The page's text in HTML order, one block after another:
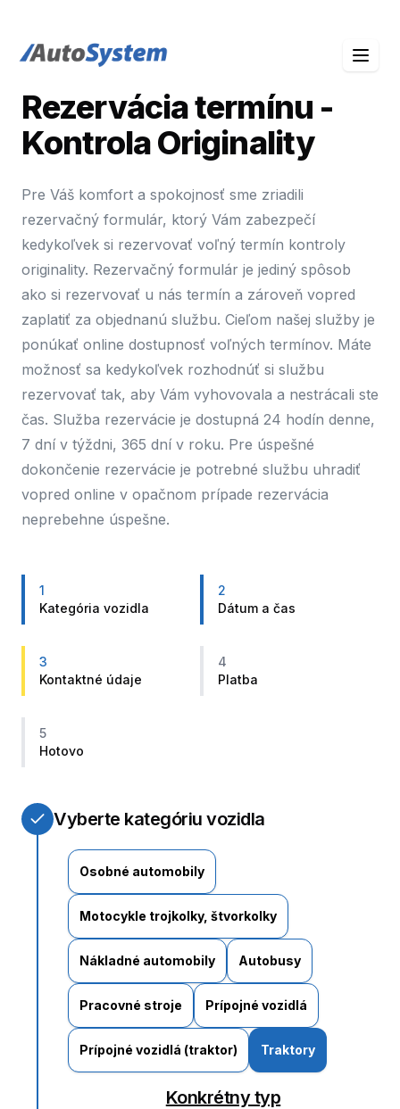
auto-system logo
Rezervácia termínu -
Kontrola Originality
Pre Váš komfort a spokojnosť sme zriadili
rezervačný formulár, ktorý Vám zabezpečí
kedykoľvek si rezervovať voľný termín kontroly
originality. Rezervačný formulár je jediný spôsob
ako si rezervovať u nás termín a zároveň vopred
zaplatiť za objednanú službu. Cieľom našej služby je
ponúkať online dostupnosť voľných termínov. Máte
možnosť sa kedykoľvek rozhodnúť si službu
rezervovať tak, aby Vám vyhovovala a nestrácali ste
čas. Služba rezervácie je dostupná 24 hodín denne,
7 dní v týždni, 365 dní v roku. Pre úspešné
dokončenie rezervácie je potrebné službu uhradiť
vopred online v opačnom prípade rezervácia
neprebehne úspešne.
1
Kategória vozidla
2
Dátum a čas
3
Kontaktné údaje
4
Platba
5
Hotovo
Vyberte kategóriu vozidla
Osobné automobily
Motocykle trojkolky, štvorkolky
Nákladné automobily Autobusy
Pracovné stroje Prípojné vozidlá
Prípojné vozidlá (traktor) Traktory
Konkrétny typ